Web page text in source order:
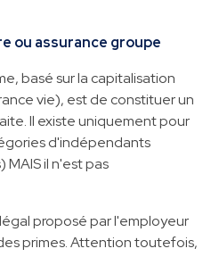
ou assurance groupe
basé sur la capitalisation
vie), est de constituer un
Il existe uniquement pour
d'indépendants
il n'est pas
proposé par l'employeur
primes. Attention toutefois,